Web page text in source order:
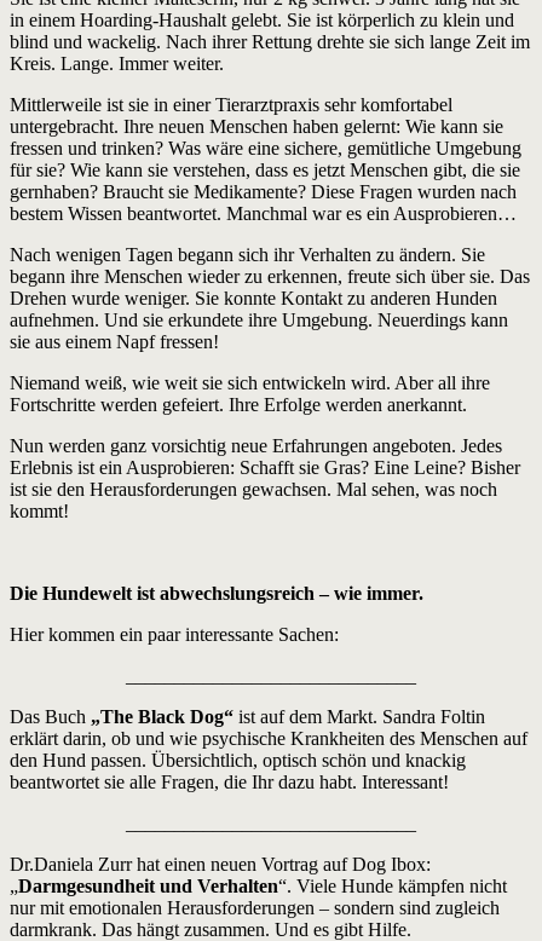
in einem Hoarding-Haushalt gelebt. Sie ist körperlich zu klein und
blind und wackelig. Nach ihrer Rettung drehte sie sich lange Zeit im
Kreis. Lange. Immer weiter.
Mittlerweile ist sie in einer Tierarztpraxis sehr komfortabel
untergebracht. Ihre neuen Menschen haben gelernt: Wie kann sie
fressen und trinken? Was wäre eine sichere, gemütliche Umgebung
für sie? Wie kann sie verstehen, dass es jetzt Menschen gibt, die sie
gernhaben? Braucht sie Medikamente? Diese Fragen wurden nach
bestem Wissen beantwortet. Manchmal war es ein Ausprobieren…
Nach wenigen Tagen begann sich ihr Verhalten zu ändern. Sie
begann ihre Menschen wieder zu erkennen, freute sich über sie. Das
Drehen wurde weniger. Sie konnte Kontakt zu anderen Hunden
aufnehmen. Und sie erkundete ihre Umgebung. Neuerdings kann
sie aus einem Napf fressen!
Niemand weiß, wie weit sie sich entwickeln wird. Aber all ihre
Fortschritte werden gefeiert. Ihre Erfolge werden anerkannt.
Nun werden ganz vorsichtig neue Erfahrungen angeboten. Jedes
Erlebnis ist ein Ausprobieren: Schafft sie Gras? Eine Leine? Bisher
ist sie den Herausforderungen gewachsen. Mal sehen, was noch
kommt!
Die Hundewelt ist abwechslungsreich – wie immer.
Hier kommen ein paar interessante Sachen:
Das Buch „The Black Dog“ ist auf dem Markt. Sandra Foltin
erklärt darin, ob und wie psychische Krankheiten des Menschen auf
den Hund passen. Übersichtlich, optisch schön und knackig
beantwortet sie alle Fragen, die Ihr dazu habt. Interessant!
Dr.Daniela Zurr hat einen neuen Vortrag auf Dog Ibox:
„Darmgesundheit und Verhalten“. Viele Hunde kämpfen nicht
nur mit emotionalen Herausforderungen – sondern sind zugleich
darmkrank. Das hängt zusammen. Und es gibt Hilfe.